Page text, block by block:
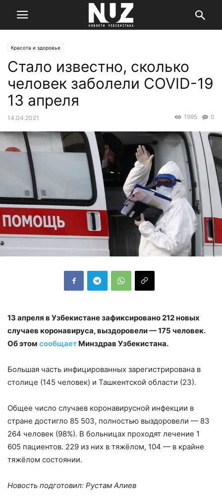
Красота и здоровье
Стало известно, сколько
человек заболели COVID-19
13 апреля
14.04.2021 0
1995
13 апреля в Узбекистане зафиксировано 212 новых
случаев коронавируса, выздоровели — 175 человек.
Об этом сообщает Минздрав Узбекистана.
Большая часть инфицированных зарегистрирована в
столице (145 человек) и Ташкентской области (23).
Общее число случаев коронавирусной инфекции в
стране достигло 85 503, полностью выздоровели — 83
264 человек (98%). В больницах проходят лечение 1
605 пациентов. 229 из них в тяжёлом, 104 — в крайне
тяжёлом состоянии.
Новость подготовил: Рустам Алиев